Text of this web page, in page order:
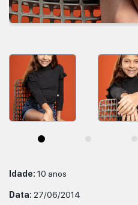
Idade: 10 anos
Data: 27/06/2014